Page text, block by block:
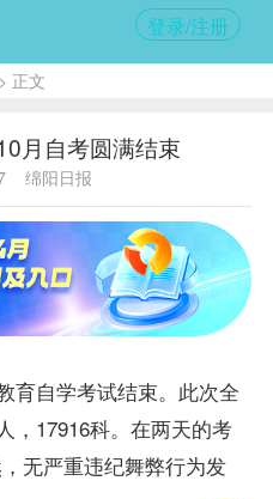
登录/注册
> 正文
月自考圆满结束
绵阳日报
自学考试结束。此次全
，17916科。在两天的考
无严重违纪舞弊行为发